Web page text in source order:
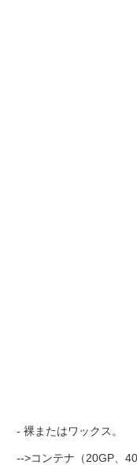
- 裸またはワックス。
-->コンテナ（20GP、